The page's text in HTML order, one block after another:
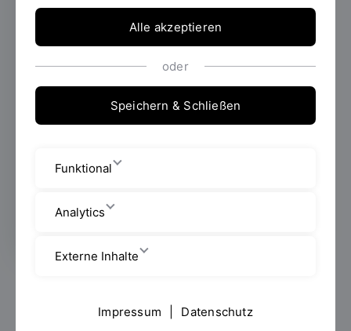
Studierenden des Studiengangs Soziale
Arbeit Dual mit integrierter Praxis im
Rahmen des Praxistransferprojekts bei
Stefanie Mörtlbauer ein eigenes Projekt in
ihrer jeweilige Praxiseinrichtung geplant und
durchgeführt.
gemeinsam mit den anwesenden Vertreter:innen aus
den Praxiseinrichtungen mittels der Fishbowl-
Alle akzeptieren
oder
Speichern & Schließen
Funktional
Analytics
Externe Inhalte
Impressum Datenschutz